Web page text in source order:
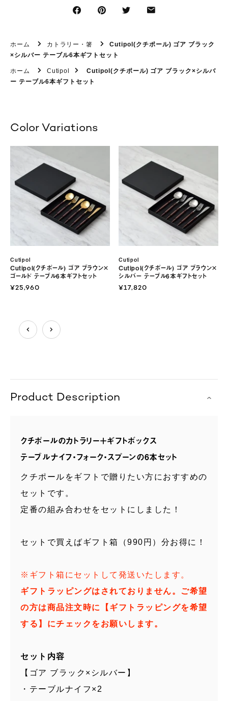
ホーム カトラリー・箸
Cutipol(クチポール) ゴア ブラック
×シルバー テーブル6本ギフトセット
ホーム Cutipol
Cutipol(クチポール) ゴア ブラック×シルバ
ー テーブル6本ギフトセット
Color Variations
Cutipol
Cutipol(クチポール) ゴア ブラウン×
ゴールド テーブル6本ギフトセット
¥25,960
Cutipol
Cutipol(クチポール) ゴア ブラウン×
シルバー テーブル6本ギフトセット
¥17,820
Product Description
クチポールのカトラリー＋ギフトボックス
テーブルナイフ・フォーク・スプーンの6本セット
クチポールをギフトで贈りたい方におすすめの
セットです。
定番の組み合わせをセットにしました！
セットで買えばギフト箱（990円）分お得に！
※ギフト箱にセットして発送いたします。
ギフトラッピングはされておりません。ご希望
の方は商品注文時に【ギフトラッピングを希望
する】にチェックをお願いします。
セット内容
【ゴア ブラック×シルバー】
・テーブルナイフ×2